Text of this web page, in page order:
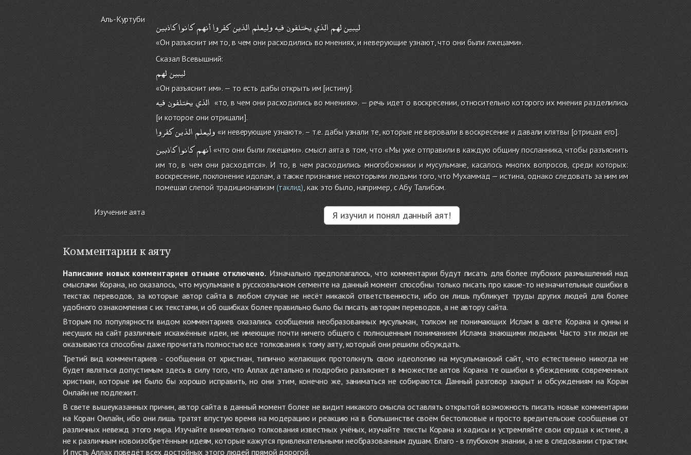
Аль-Куртуби ليبينلهمالذييختلفونفيهوليعلمالذينكفرواأنهمكانواكاذبين
«Он разъяснит им то, в чем они расходились во мнениях, и неверующие узнают, что они были лжецами».
Сказал Всевышний:
ليبينلهم
«Он разъяснит им». — то есть дабы открыть им [истину].
الذييختلفونفيه
«то, в чем они расходились во мнениях». — речь идет о воскресении, относительно которого их мнения разделились
[и которое они отрицали].
وليعلمالذينكفروا «и неверующие узнают». – т.е. дабы узнали те, которые не веровали в воскресение и давали клятвы [отрицая его].
أنهمكانواكاذبين
«что они были лжецами». смысл аята в том, что «Мы уже отправили в каждую общину посланника, чтобы разъяснить
им то, в чем они расходятся». И то, в чем расходились многобожники и мусульмане, касалось многих вопросов, среди которых:
воскресение, поклонение идолам, а также признание некоторыми людьми того, что Мухаммад — истина, однако следовать за ним им
помешал слепой традиционализм (таклид) , как это было, например, с Абу Талибом.
Изучение аята Я изучил и понял данный аят!
Комментарии к аяту
Написание новых комментариев отныне отключено. Изначально предполагалось, что комментарии будут писать для более глубоких размышлений над
смыслами Корана, но оказалось, что мусульмане в русскоязычном сегменте на данный момент способны только писать про какие-то незначительные ошибки в
текстах переводов, за которые автор сайта в любом случае не несёт никакой ответственности, ибо он лишь публикует труды других людей для более
удобного ознакомления с их текстами, и об ошибках более правильно было бы писать авторам переводов, а не автору сайта.
Вторым по популярности видом комментариев оказались сообщения необразованных мусульман, толком не понимающих Ислам в свете Корана и сунны и
несущих на сайт различные искажённые идеи, не имеющие почти ничего общего с полноценным пониманием Ислама знающими людьми. Часто эти люди не
оказываются способны даже прочитать полностью все толкования к тому аяту, который они решили обсуждать.
Третий вид комментариев - сообщения от христиан, типично желающих протолкнуть свою идеологию на мусульманский сайт, что естественно никогда не
будет являться допустимым здесь в силу того, что Аллах детально и подробно разъясняет в множестве аятов Корана те ошибки в убеждениях современных
христиан, которые им было бы хорошо исправить, но они этим, конечно же, заниматься не собираются. Данный разговор закрыт и обсуждениям на Коран
Онлайн не подлежит.
В свете вышеуказанных причин, автор сайта в данный момент более не видит никакого смысла оставлять открытой возможность писать новые комментарии
на Коран Онлайн, ибо они лишь тратят впустую время на модерацию и реакцию на в большинстве своём бестолковые и просто вредительские сообщения от
различных невежд этого мира. Изучайте внимательно толкования известных учёных, изучайте тексты Корана и хадисы и устремляйте свои сердца к истине, а
не к различным новоизобретённым идеям, которые кажутся привлекательными необразованным душам. Благо - в глубоком знании, а не в следовании страстям.
И пусть Аллах поведёт всех достойных этого людей прямой дорогой.